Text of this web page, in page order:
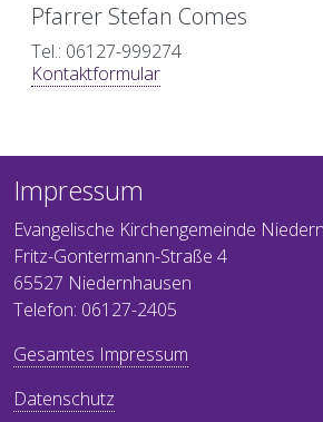
Pfarrer Stefan Comes
Tel.: 06127-999274
Kontaktformular
Impressum
Evangelische Kirchengemeinde
Fritz-Gontermann-Straße 4
65527 Niedernhausen
Telefon: 06127-2405
Gesamtes Impressum
Datenschutz